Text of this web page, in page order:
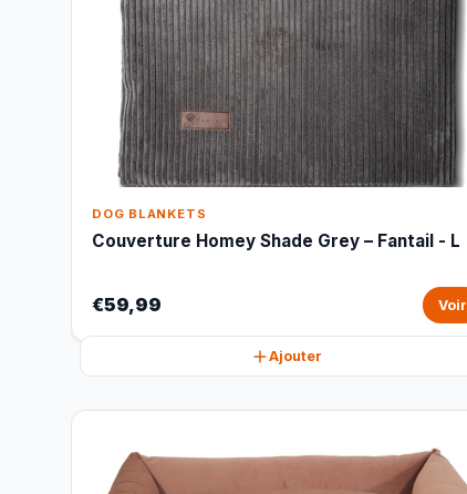
DOG BLANKETS
Couverture Homey Shade Grey – Fantail - L
€59,99 Voir
Ajouter